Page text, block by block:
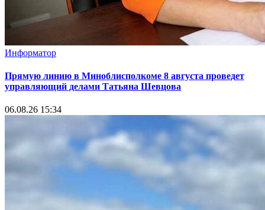
Информатор
Прямую линию в Миноблисполкоме 8 августа проведет
управляющий делами Татьяна Шевцова
06.08.26 15:34